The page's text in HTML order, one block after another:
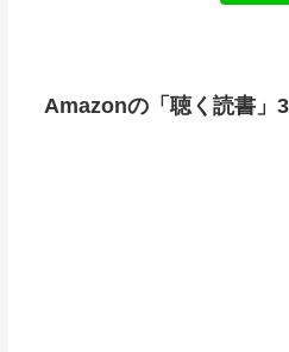
Amazonの「聴く読書」